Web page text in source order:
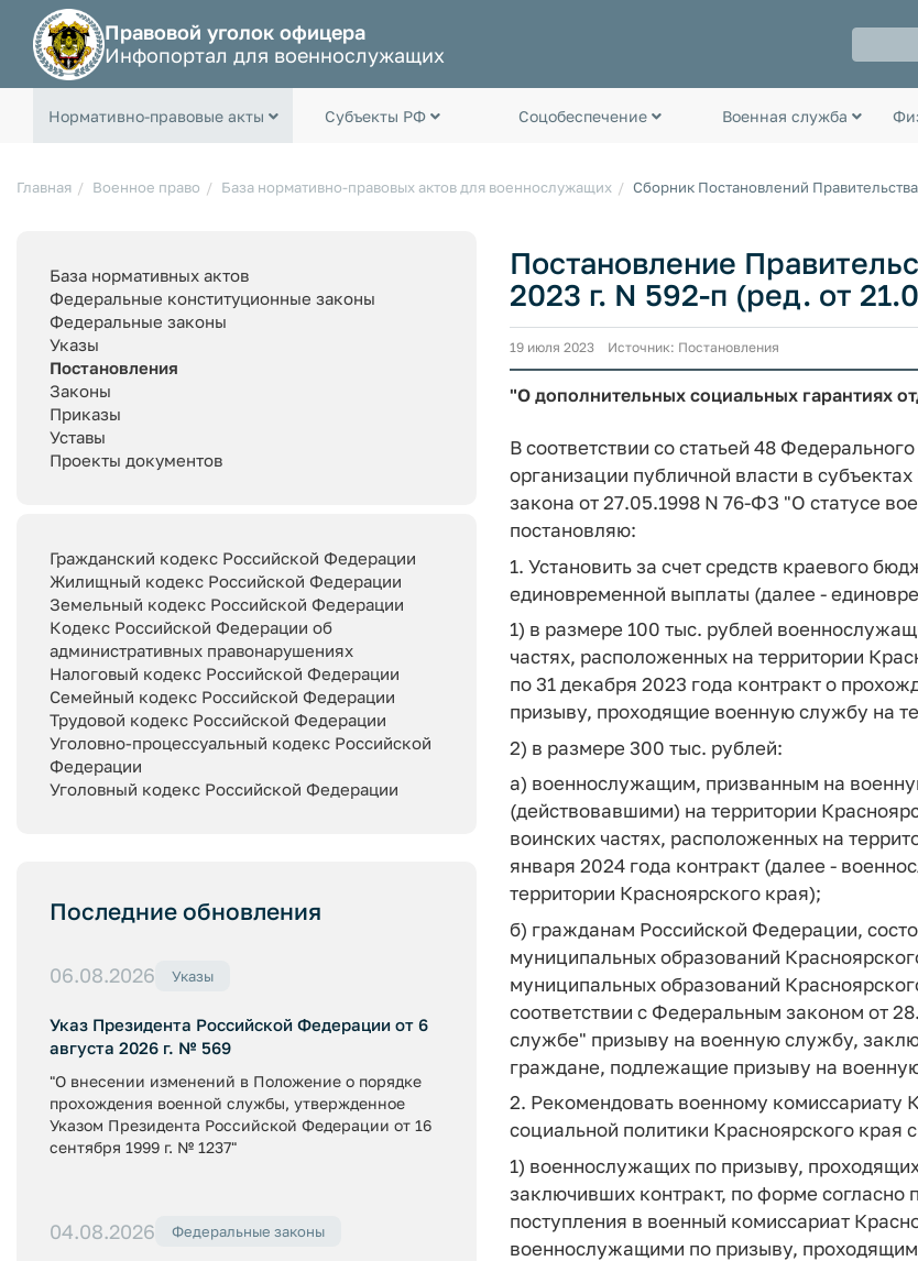
Правовой уголок офицера
Инфопортал для военнослужащих
Нормативно-правовые акты Субъекты РФ Соцобеспечение Военная служба
Главная Военное право База нормативно-правовых актов для военнослужащих Сборник Постановлений
База нормативных актов
Федеральные конституционные законы
Федеральные законы
Указы
Постановления
Законы
Приказы
Уставы
Проекты документов
Гражданский кодекс Российской Федерации
Жилищный кодекс Российской Федерации
Земельный кодекс Российской Федерации
Кодекс Российской Федерации об
административных правонарушениях
Налоговый кодекс Российской Федерации
Семейный кодекс Российской Федерации
Трудовой кодекс Российской Федерации
Уголовно-процессуальный кодекс Российской
Федерации
Уголовный кодекс Российской Федерации
Последние обновления
06.08.2026 Указы
Указ Президента Российской Федерации от 6
августа 2026 г. № 569
"О внесении изменений в Положение о порядке
прохождения военной службы, утвержденное
Указом Президента Российской Федерации от 16
сентября 1999 г. № 1237"
04.08.2026 Федеральные законы
Постановление
2023 г. N 592-п (ред. от
19 июля 2023 Источник: Постановления
"О дополнительных социальных гарантиях
В соответствии со статьей 48
организации публичной власти в
закона от 27.05.1998 N 76-ФЗ "О статусе
постановляю:
1. Установить за счет средств краевого
единовременной выплаты (далее -
1) в размере 100 тыс. рублей
частях, расположенных на территории
по 31 декабря 2023 года контракт о
призыву, проходящие военную службу на
2) в размере 300 тыс. рублей:
а) военнослужащим, призванным на
(действовавшими) на территории
воинских частях, расположенных на
января 2024 года контракт (далее -
территории Красноярского края);
б) гражданам Российской Федерации,
муниципальных образований
муниципальных образований
соответствии с Федеральным законом от
службе" призыву на военную службу,
граждане, подлежащие призыву на
2. Рекомендовать военному комиссариату
социальной политики Красноярского края
1) военнослужащих по призыву,
заключивших контракт, по форме согласно
поступления в военный комиссариат
военнослужащими по призыву,